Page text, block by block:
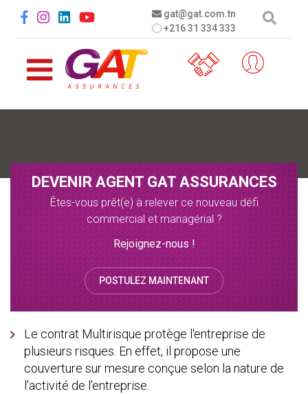
gat@gat.com.tn
+216 31 334 333
Social menu
DEVENIR AGENT GAT ASSURANCES
Êtes-vous prêt(e) à relever ce nouveau défi
commercial et managérial ?
Rejoignez-nous !
POSTULEZ MAINTENANT
Le contrat Multirisque protège l'entreprise de
plusieurs risques. En effet, il propose une
couverture sur mesure conçue selon la nature de
l'activité de l'entreprise.